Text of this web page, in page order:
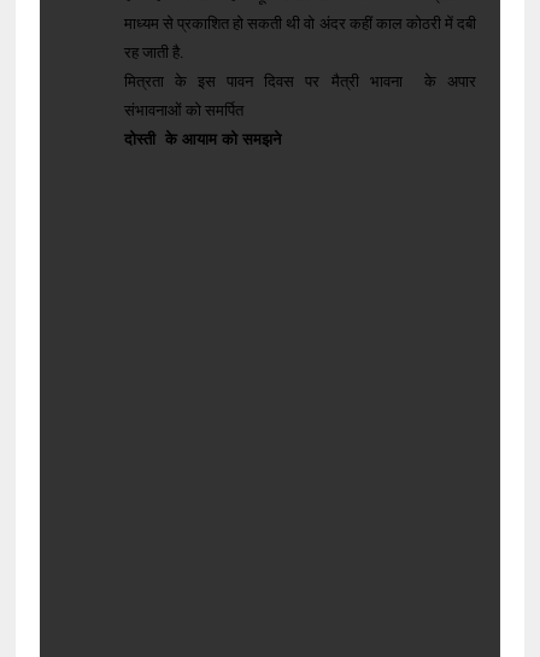
माध्यम से प्रकाशित हो सकती थी वो अंदर कहीं काल कोठरी में दबी
रह जाती है.
मित्रता के इस पावन दिवस पर मैत्री भावना के अपार
संभावनाओं को समर्पित
दोस्ती के आयाम को समझने